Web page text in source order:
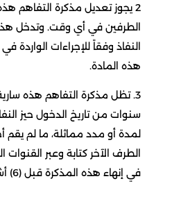
2 يجوز تعديل مذكرة التفاهم هذه
الطرفين في أي وقت. وتدخل هذه
النفاذ وفقاً للإجراءات الواردة
هذه المادة.
سنوات من تاريخ الدخول حيز
لمدة أو مدد مماثلة، ما لم يقم
الطرف الآخر كتابة وعبر القنوات
في إنهاء هذه المذكرة قبل (6) أشهر من تاريخ انتهائها.